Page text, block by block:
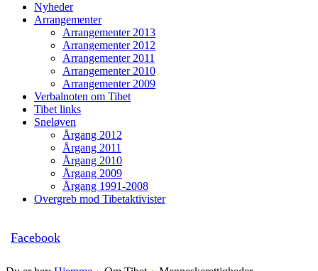
Nyheder
Arrangementer
Arrangementer 2013
Arrangementer 2012
Arrangementer 2011
Arrangementer 2010
Arrangementer 2009
Verbalnoten om Tibet
Tibet links
Sneløven
Årgang 2012
Årgang 2011
Årgang 2010
Årgang 2009
Årgang 1991-2008
Overgreb mod Tibetaktivister
Facebook